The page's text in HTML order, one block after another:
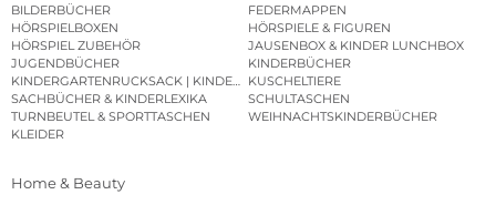
BILDERBÜCHER
FEDERMAPPEN
HÖRSPIELBOXEN
HÖRSPIELE & FIGUREN
HÖRSPIEL ZUBEHÖR
JAUSENBOX & KINDER LUNCHBOX
JUGENDBÜCHER
KINDERBÜCHER
KINDERGARTENRUCKSACK | KINDERGARTENBEUTEL
KUSCHELTIERE
SACHBÜCHER & KINDERLEXIKA
SCHULTASCHEN
TURNBEUTEL & SPORTTASCHEN
WEIHNACHTSKINDERBÜCHER
KLEIDER
Home & Beauty